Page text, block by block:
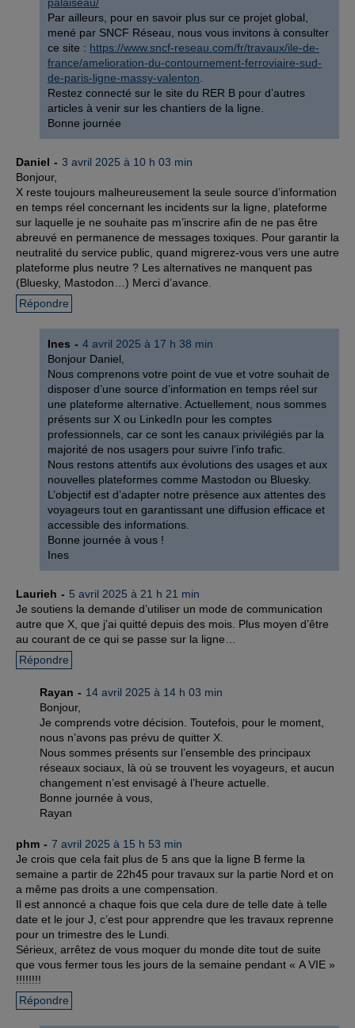
Par ailleurs, pour en savoir plus sur ce projet global,
mené par SNCF Réseau, nous vous invitons à consulter
ce site : https://www.sncf-reseau.com/fr/travaux/ile-de-
france/amelioration-du-contournement-ferroviaire-sud-
de-paris-ligne-massy-valenton
Restez connecté sur le site du RER B pour d’autres
articles à venir sur les chantiers de la ligne.
Bonne journée
Daniel
3 avril 2025 à 10 h 03 min
Bonjour,
X reste toujours malheureusement la seule source d’information
en temps réel concernant les incidents sur la ligne, plateforme
sur laquelle je ne souhaite pas m’inscrire afin de ne pas être
abreuvé en permanence de messages toxiques. Pour garantir la
neutralité du service public, quand migrerez-vous vers une autre
plateforme plus neutre ? Les alternatives ne manquent pas
(Bluesky, Mastodon…) Merci d’avance.
Répondre
Ines
4 avril 2025 à 17 h 38 min
Bonjour Daniel,
Nous comprenons votre point de vue et votre souhait de
disposer d’une source d’information en temps réel sur
une plateforme alternative. Actuellement, nous sommes
présents sur X ou LinkedIn pour les comptes
professionnels, car ce sont les canaux privilégiés par la
majorité de nos usagers pour suivre l’info trafic.
Nous restons attentifs aux évolutions des usages et aux
nouvelles plateformes comme Mastodon ou Bluesky.
L’objectif est d’adapter notre présence aux attentes des
voyageurs tout en garantissant une diffusion efficace et
accessible des informations.
Bonne journée à vous !
Ines
Laurieh
5 avril 2025 à 21 h 21 min
Je soutiens la demande d’utiliser un mode de communication
autre que X, que j’ai quitté depuis des mois. Plus moyen d’être
au courant de ce qui se passe sur la ligne…
Répondre
Rayan
14 avril 2025 à 14 h 03 min
Bonjour,
Je comprends votre décision. Toutefois, pour le moment,
nous n’avons pas prévu de quitter X.
Nous sommes présents sur l’ensemble des principaux
réseaux sociaux, là où se trouvent les voyageurs, et aucun
changement n’est envisagé à l’heure actuelle.
Bonne journée à vous,
Rayan
phm
7 avril 2025 à 15 h 53 min
Je crois que cela fait plus de 5 ans que la ligne B ferme la
semaine a partir de 22h45 pour travaux sur la partie Nord et on
a même pas droits a une compensation.
Il est annoncé a chaque fois que cela dure de telle date à telle
date et le jour J, c’est pour apprendre que les travaux reprenne
pour un trimestre des le Lundi.
Sérieux, arrêtez de vous moquer du monde dite tout de suite
que vous fermer tous les jours de la semaine pendant « A VIE »
!!!!!!!!
Répondre